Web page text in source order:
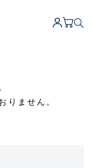
りません。